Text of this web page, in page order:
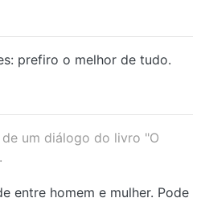
prefiro o melhor de tudo.
um diálogo do livro "O
entre homem e mulher. Pode